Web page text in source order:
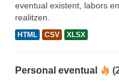
eventual existent, labors
realitzen.
HTML CSV XLSX
Personal eventual